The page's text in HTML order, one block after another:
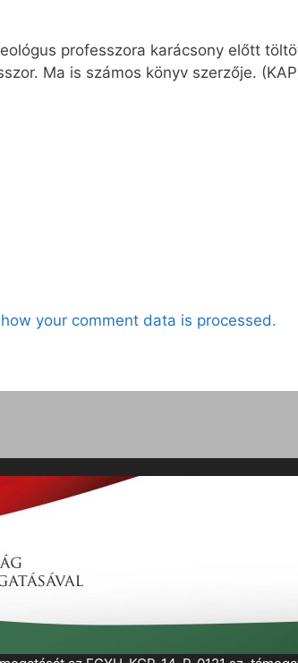
professzora karácsony előtt
Ma is számos könyv szerzője.
your comment data is processed.